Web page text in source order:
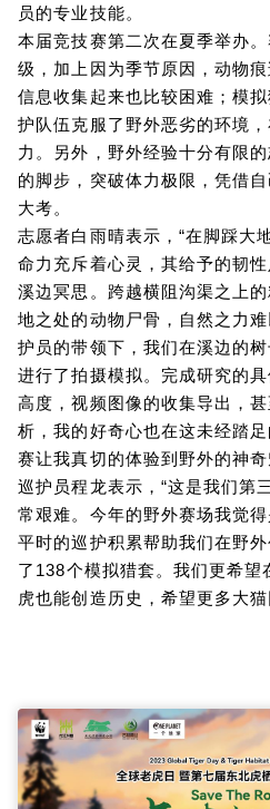
员的专业技能。
本届竞技赛第二次在夏季举办
级，加上因为季节原因，动物
信息收集起来也比较困难；模
护队伍克服了野外恶劣的环境
力。另外，野外经验十分有限
的脚步，突破体力极限，凭借
大考。
志愿者白雨晴表示，“在脚踩大
命力充斥着心灵，其给予的韧
溪边冥思。跨越横阻沟渠之上
地之处的动物尸骨，自然之力
护员的带领下，我们在溪边的
进行了拍摄模拟。完成研究的
高度，视频图像的收集导出，
析，我的好奇心也在这未经踏
赛让我真切的体验到野外的神
巡护员程龙表示，“这是我们第
常艰难。今年的野外赛场我觉
平时的巡护积累帮助我们在野
了138个模拟猎套。我们更希
虎也能创造历史，希望更多大